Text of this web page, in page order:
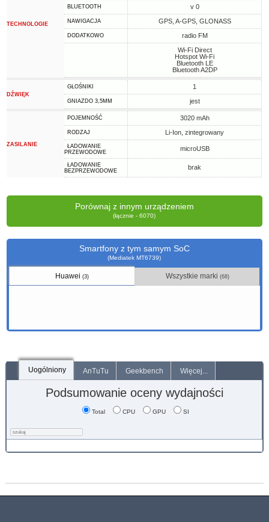
TECHNOLOGIE
BLUETOOTH v 0
NAWIGACJA GPS, A-GPS, GLONASS
DODATKOWO
radio FM
Wi-Fi Direct
Hotspot Wi-Fi
Bluetooth LE
Bluetooth A2DP
DŹWIĘK
GŁOŚNIKI 1
GNIAZDO 3,5MM jest
ZASILANIE
POJEMNOŚĆ 3020 mAh
RODZAJ Li-Ion, zintegrowany
ŁADOWANIE
PRZEWODOWE
microUSB
ŁADOWANIE
BEZPRZEWODOWE
brak
Porównaj z innym urządzeniem
(łącznie - 6070)
Smartfony z tym samym SoC
(Mediatek MT6739)
Huawei(3) Wszystkie marki (68)
Uogólniony AnTuTu Geekbench Więcej...
Podsumowanie oceny wydajności
Total CPU GPU SI